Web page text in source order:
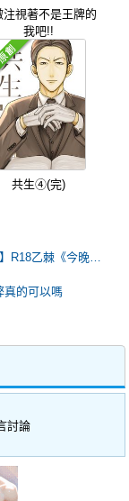
注視著不是王牌的
我吧!!
共生④(完)
真的可以嗎
討論